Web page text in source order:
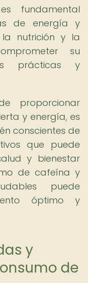
fundamental
de energía y
la nutrición y la
su
prácticas y
proporcionar
y energía, es
conscientes de
que puede
y bienestar
de cafeína y
puede
óptimo y
y
de